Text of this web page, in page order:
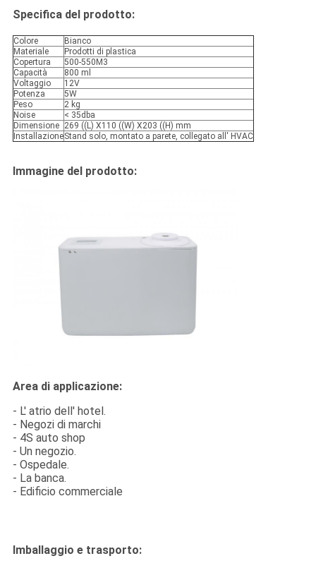
Specifica del prodotto:
Colore
Bianco
Materiale
Prodotti di plastica
Copertura
500-550M3
Capacità
800 ml
Voltaggio
12V
Potenza
5W
Peso
2 kg
Noise
< 35dba
Dimensione 269 ((L) X110 ((W) X203 ((H) mm
InstallazioneStand solo, montato a parete, collegato all' HVAC
Immagine del prodotto:
Area di applicazione:
- L' atrio dell' hotel.
- Negozi di marchi
- 4S auto shop
- Un negozio.
- Ospedale.
- La banca.
- Edificio commerciale
Imballaggio e trasporto: